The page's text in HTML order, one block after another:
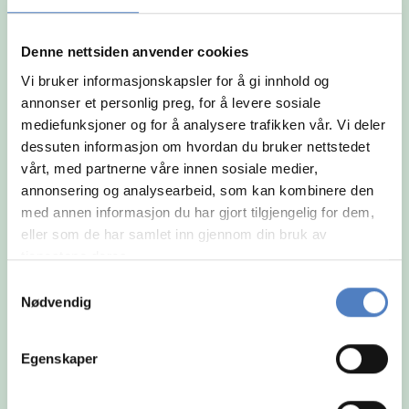
Denne nettsiden anvender cookies
Vi bruker informasjonskapsler for å gi innhold og
annonser et personlig preg, for å levere sosiale
mediefunksjoner og for å analysere trafikken vår. Vi deler
dessuten informasjon om hvordan du bruker nettstedet
vårt, med partnerne våre innen sosiale medier,
annonsering og analysearbeid, som kan kombinere den
med annen informasjon du har gjort tilgjengelig for dem,
eller som de har samlet inn gjennom din bruk av
tjenestene deres.
Nødvendig
Egenskaper
og arbeidsmåte.